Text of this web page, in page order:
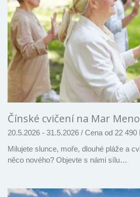
Čínské cvičení na Mar
20.5.2026 - 31.5.2026 / Cena od 22 490
Milujete slunce, moře, dlouhé pláže a
něco nového? Objevte s námi sílu…